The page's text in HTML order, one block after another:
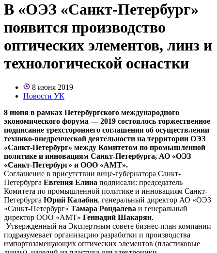
В «ОЭЗ «Санкт-Петербург»
появится производство
оптических элементов, линз и
технологической оснастки
8 июня 2019
Новости УК
8 июня в рамках Петербургского международного
экономического форума — 2019 состоялось торжественное
подписание трехстороннего соглашения об осуществлении
технико-внедренческой деятельности на территории ОЭЗ
«Санкт-Петербург» между Комитетом по промышленной
политике и инновациям Санкт-Петербурга, АО «ОЭЗ
«Санкт-Петербург» и ООО «АМТ».
Соглашение в присутствии вице-губернатора Санкт-
Петербурга Евгения Елина подписали: председатель
Комитета по промышленной политике и инновациям Санкт-
Петербурга Юрий Калабин, генеральный директор АО «ОЭЗ
«Санкт-Петербург» Тамара Рондалева и генеральный
директор ООО «АМТ» Геннадий Шакарян.
Утвержденный на Экспертным совете бизнес-план компании
подразумевает организацию разработки и производства
импортозамещающих оптических элементов (пластиковые